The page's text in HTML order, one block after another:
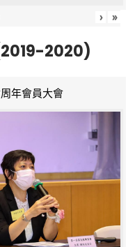
› »
2020)
年會員大會